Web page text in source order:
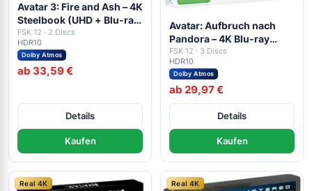
Avatar 3: Fire and Ash – 4K
Steelbook (UHD + Blu-ray
Disc + Bonus Blu-ray)
FSK 12 · 2 Discs
HDR10
Dolby Atmos
ab 33,59 €
Details
Kaufen
Avatar: Aufbruch nach
Pandora – 4K Blu-ray
(UHD + Blu-ray Disc +
Bonus Blu-ray)
FSK 12 · 3 Discs
HDR10
Dolby Atmos
ab 29,97 €
Details
Kaufen
Real 4K Real 4K